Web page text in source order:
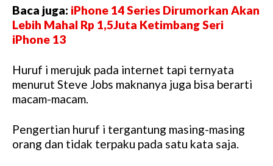
Baca juga: iPhone 14 Series Dirumorkan Akan
Lebih Mahal Rp 1,5Juta Ketimbang Seri
iPhone 13
Huruf i merujuk pada internet tapi ternyata
menurut Steve Jobs maknanya juga bisa berarti
macam-macam.
Pengertian huruf i tergantung masing-masing
orang dan tidak terpaku pada satu kata saja.